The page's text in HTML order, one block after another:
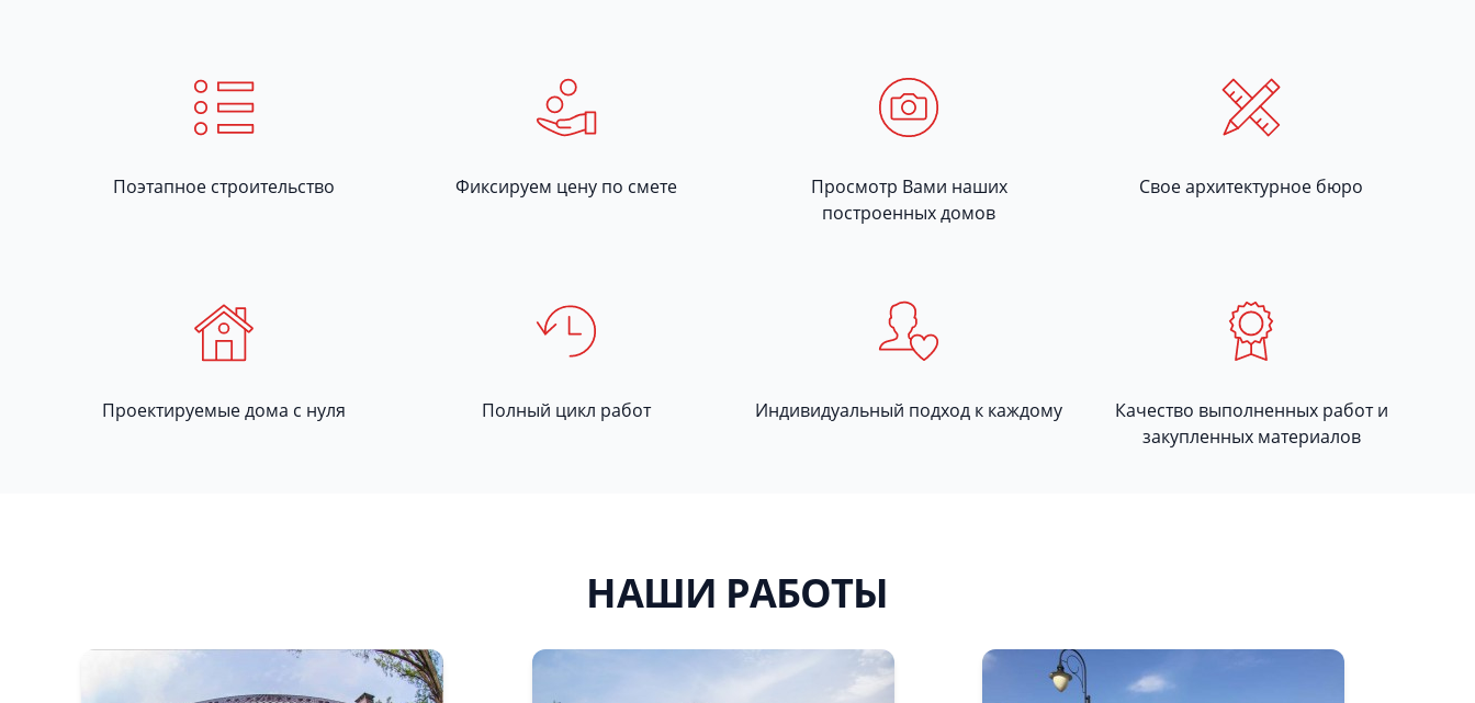
Поэтапное строительство Фиксируем цену по смете
Просмотр Вами наших
построенных домов
Свое архитектурное бюро
Проектируемые дома с нуля Полный цикл работ Индивидуальный подход к каждому
Качество выполненных работ и
закупленных материалов
НАШИ РАБОТЫ